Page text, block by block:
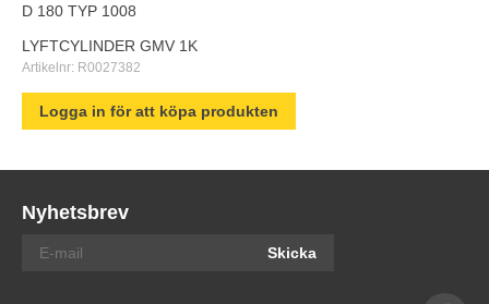
D 180 TYP 1008
LYFTCYLINDER GMV 1K
Artikelnr: R0027382
Logga in för att köpa produkten
Nyhetsbrev
Skicka